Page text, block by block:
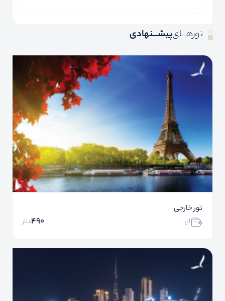
تورهـــایپیشـــنهادی
تور خارجی
ا ز: 490دلار